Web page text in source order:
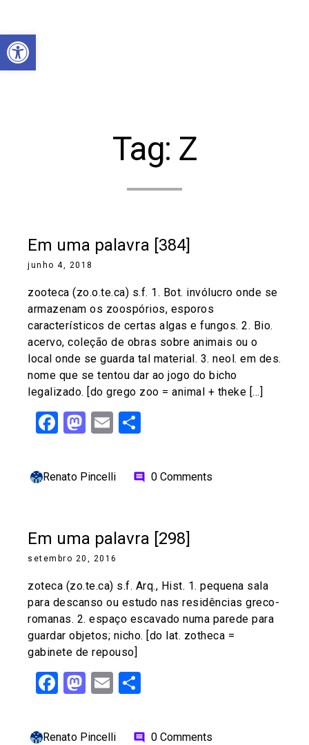
Abrir a barra de ferramentas
Tag: Z
Em uma palavra [384]
junho 4, 2018
zooteca (zo.o.te.ca) s.f. 1. Bot. invólucro onde se
armazenam os zoospórios, esporos
característicos de certas algas e fungos. 2. Bio.
acervo, coleção de obras sobre animais ou o
local onde se guarda tal material. 3. neol. em des.
nome que se tentou dar ao jogo do bicho
legalizado. [do grego zoo = animal + theke […]
Facebook
Mastodon
Email
Renato Pincelli comment 0 Comments
Em uma palavra [298]
setembro 20, 2016
zoteca (zo.te.ca) s.f. Arq., Hist. 1. pequena sala
para descanso ou estudo nas residências greco-
romanas. 2. espaço escavado numa parede para
guardar objetos; nicho. [do lat. zotheca =
gabinete de repouso]
Facebook
Mastodon
Email
Renato Pincelli comment 0 Comments